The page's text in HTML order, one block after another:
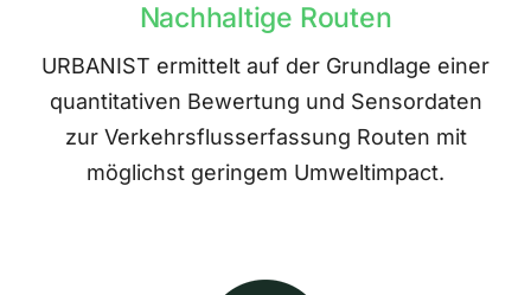
Nachhaltige Routen
URBANIST ermittelt auf der Grundlage einer
quantitativen Bewertung und Sensordaten
zur Verkehrsflusserfassung Routen mit
möglichst geringem Umweltimpact.